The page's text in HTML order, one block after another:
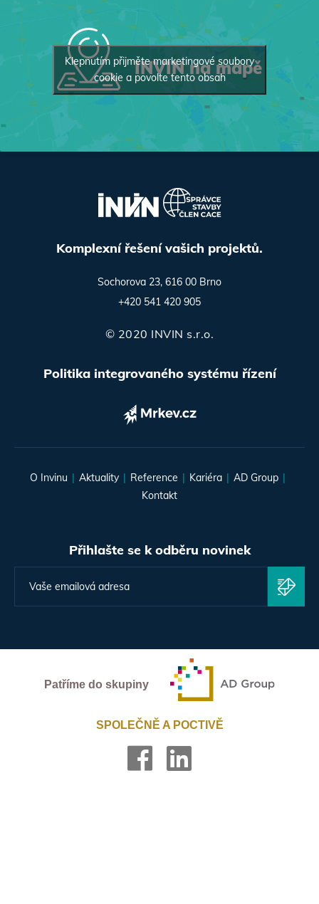
INVIN na mapě
Klepnutím přijměte marketingové soubory
cookie a povolte tento obsah
Komplexní řešení vašich projektů.
Sochorova 23, 616 00 Brno
+420 541 420 905
© 2020 INVIN s.r.o.
Politika integrovaného systému řízení
O Invinu Aktuality Reference Kariéra
AD Group
Kontakt
Přihlašte se k odběru novinek
Patříme do skupiny
SPOLEČNĚ A POCTIVĚ